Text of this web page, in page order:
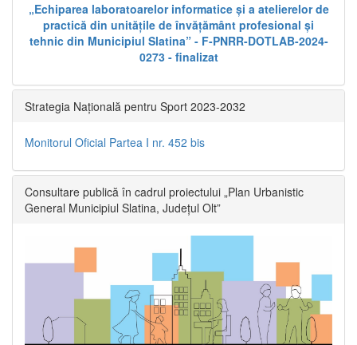
„Echiparea laboratoarelor informatice și a atelierelor de
practică din unitățile de învățământ profesional și
tehnic din Municipiul Slatina” - F-PNRR-DOTLAB-2024-
0273 - finalizat
Strategia Națională pentru Sport 2023-2032
Monitorul Oficial Partea I nr. 452 bis
Consultare publică în cadrul proiectului „Plan Urbanistic
General Municipiul Slatina, Județul Olt”